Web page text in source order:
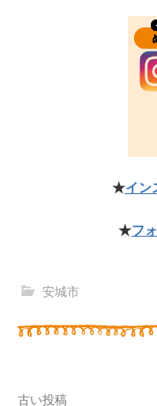
★イン
★フ
安城市
古い投稿